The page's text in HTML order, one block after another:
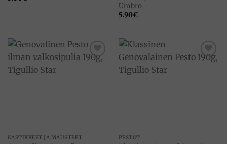
Umbro
5.90€
Add to
KASTIKKEET JA MAUSTEET
Add to
PESTOT